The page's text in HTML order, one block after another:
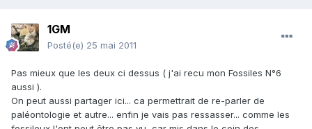
1GM
Posté(e) 25 mai 2011
Pas mieux que les deux ci dessus ( j'ai recu mon Fossiles N°6
aussi ).
On peut aussi partager ici... ca permettrait de re-parler de
paléontologie et autre... enfin je vais pas ressasser... comme les